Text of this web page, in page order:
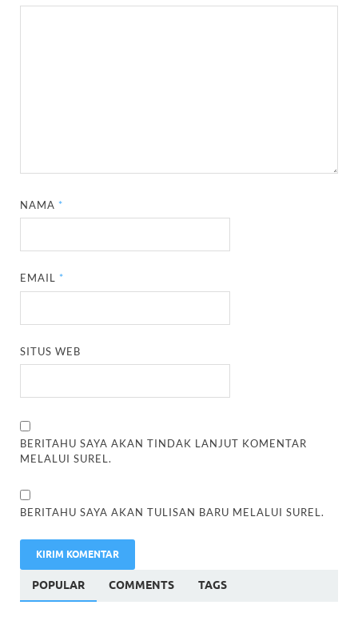
NAMA *
EMAIL *
SITUS WEB
BERITAHU SAYA AKAN TINDAK LANJUT KOMENTAR
MELALUI SUREL.
BERITAHU SAYA AKAN TULISAN BARU MELALUI SUREL.
POPULAR COMMENTS TAGS